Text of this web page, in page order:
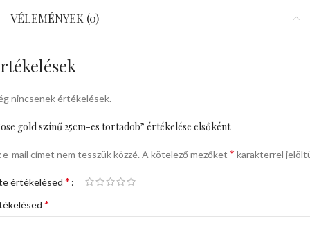
VÉLEMÉNYEK (0)
nincsenek értékelések.
gold színű 25cm-es tortadob” értékelése elsőként
e-mail címet nem tesszük közzé. A kötelező mezőket * karakterrel
értékelésed *
*